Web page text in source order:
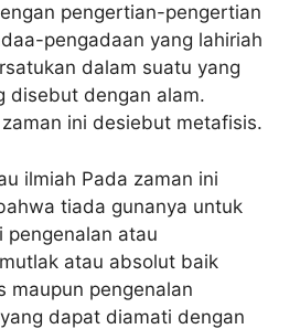
pengertian-pengertian
pengadaan yang lahiriah
dalam suatu yang
disebut dengan alam.
ini desiebut metafisis.
ilmiah Pada zaman ini
tiada gunanya untuk
pengenalan atau
atau absolut baik
maupun pengenalan
dapat diamati dengan